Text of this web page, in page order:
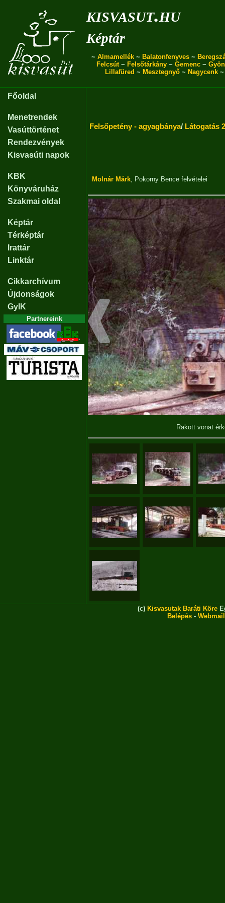
kisvasut.hu
Képtár
~ Almamellék ~ Balatonfenyves ~
Felcsút~ Felsőtárkány ~ Gemenc ~
Lillafüred ~ Mesztegnyő~ Nagycenk
Főoldal
Menetrendek
Vasúttörténet
Rendezvények
Kisvasúti napok
KBK
Könyváruház
Szakmai oldal
Képtár
Térképtár
Irattár
Linktár
Cikkarchívum
Újdonságok
GyIK
Partnereink
Felsőpetény - agyagbánya/ Látogatás
Molnár Márk, Pokorny Bence felvételei
Rakott vonat
(c) Kisvasutak Baráti Köre
Belépés - Webmail